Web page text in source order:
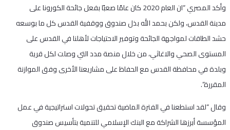
وأكد المصري “ان العام 2020 كان عامًا صعبًا بفعل جائحة الكورونا على
مدينة القدس، ولكن بحمد الله بذل صندوق ووقفية القدس كل ما بوسعه
حشد الطاقات لمواجهة الجائحة وتوفير الاحتياجات لأهلنا في القدس على
المستوى الصحي والاغاثي، من خلال منصة مدد التي وصلت لكل قرية
وبلدة في محافظة القدس مع الحفاظ على مشاريعنا الأخرى وفق الموازنة
المقررة”.
وقال “لقد استطعنا في الفترة الماضية تحقيق تحولات استراتيجية في عمل
المؤسسة أبرزها الشراكة مع البنك الإسلامي للتنمية بتأسيس صندوق